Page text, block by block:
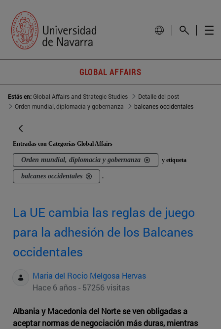
GLOBAL AFFAIRS
Estás en:Global Affairs and Strategic Studies
Detalle del post
Orden mundial, diplomacia y gobernanza
balcanes occidentales
Entradas con Categorías Global Affairs
Orden mundial, diplomacia y gobernanza y etiqueta
balcanes occidentales .
La UE cambia las reglas de juego
para la adhesión de los Balcanes
occidentales
Maria del Rocio Melgosa Hervas
Hace 6 años - 57256 visitas
Albania y Macedonia del Norte se ven obligadas a
aceptar normas de negociación más duras, mientras